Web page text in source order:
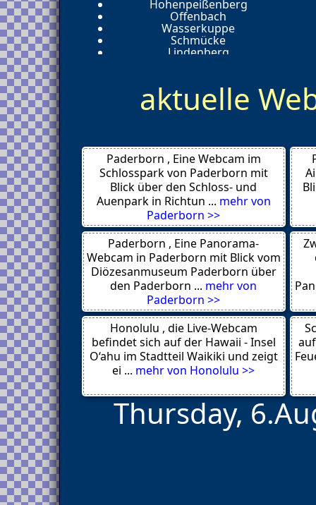
Hohenpeißenberg
Offenbach
Wasserkuppe
Schmücke
Lindenberg
Stralsund
Split
Dubrovnik
Alanya
Antalya
Dresden
Alanya
Prag
Costa Adeje
New York City
Honolulu
Kemer
Bergisch Gladbach
Braunschweig
Prerow
Meinerzhagen
Schönberger Strand
Hetzendorf
Ansbach
Mailand
Los Angeles
New York
aktuelle
Paderborn , Eine Webcam im
Schlosspark von Paderborn mit
Blick über den Schloss- und
Auenpark in Richtun ... mehr von
Paderborn >>
Paderborn , Eine Panorama-
Webcam in Paderborn mit Blick vom
Diözesanmuseum Paderborn über
den Paderborn ... mehr von
Paderborn >>
Honolulu , die Live-Webcam
befindet sich auf der Hawaii - Insel
O‘ahu im Stadtteil Waikiki und zeigt
ei ... mehr von Honolulu >>
Thursday,